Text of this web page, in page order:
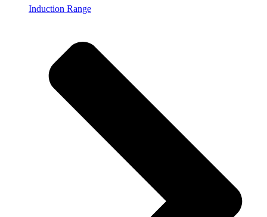
Induction Range